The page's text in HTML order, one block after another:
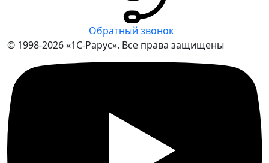
Обратный звонок
© 1998-2026 «1С-Рарус». Все права защищены